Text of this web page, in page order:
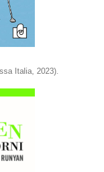
Italia, 2023).